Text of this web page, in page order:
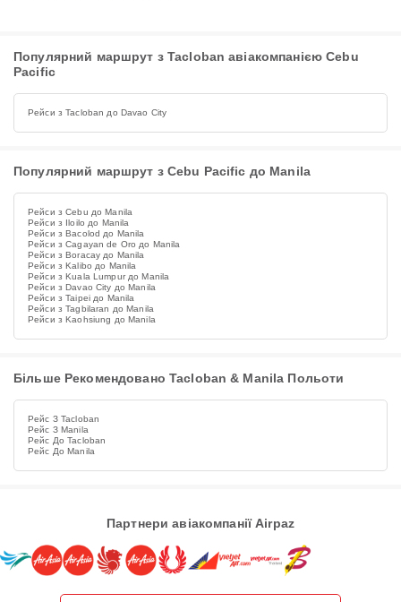
Популярний маршрут з Tacloban авіакомпанією Cebu
Pacific
Рейси з Tacloban до Davao City
Популярний маршрут з Cebu Pacific до Manila
Рейси з Cebu до Manila
Рейси з Iloilo до Manila
Рейси з Bacolod до Manila
Рейси з Cagayan de Oro до Manila
Рейси з Boracay до Manila
Рейси з Kalibo до Manila
Рейси з Kuala Lumpur до Manila
Рейси з Davao City до Manila
Рейси з Taipei до Manila
Рейси з Tagbilaran до Manila
Рейси з Kaohsiung до Manila
Більше Рекомендовано Tacloban & Manila Польоти
Рейс З Tacloban
Рейс З Manila
Рейс До Tacloban
Рейс До Manila
Партнери авіакомпанії Airpaz